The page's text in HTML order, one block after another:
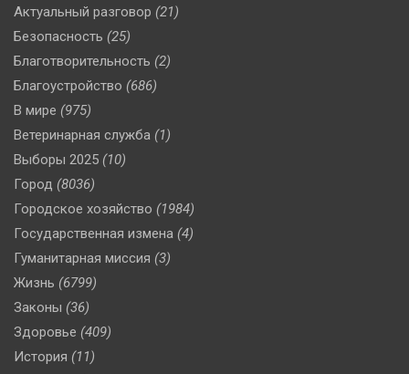
Актуальный разговор (21)
Безопасность (25)
Благотворительность (2)
Благоустройство (686)
В мире (975)
Ветеринарная служба (1)
Выборы 2025 (10)
Город (8036)
Городское хозяйство (1984)
Государственная измена (4)
Гуманитарная миссия (3)
Жизнь (6799)
Законы (36)
Здоровье (409)
История (11)